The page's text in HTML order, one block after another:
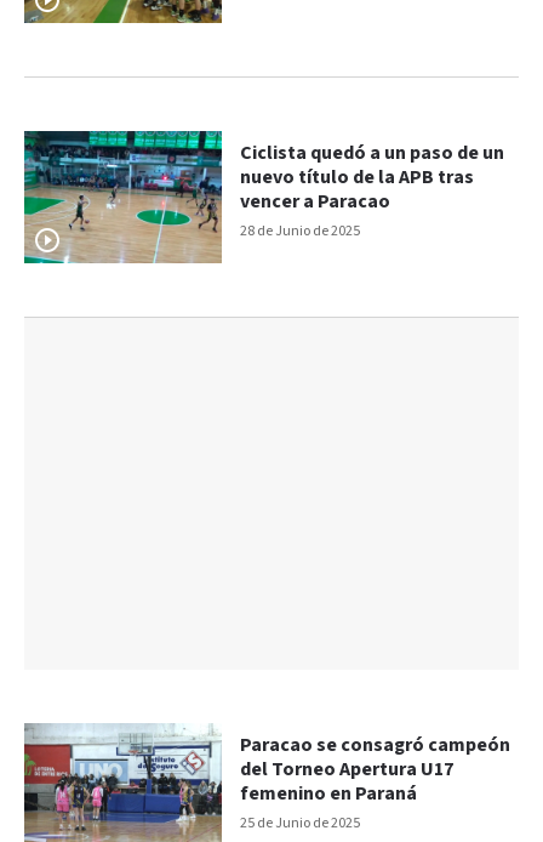
28 de Junio de 2025
Ciclista quedó a un paso de un
nuevo título de la APB tras
vencer a Paracao
25 de Junio de 2025
Paracao se consagró campeón
del Torneo Apertura U17
femenino en Paraná